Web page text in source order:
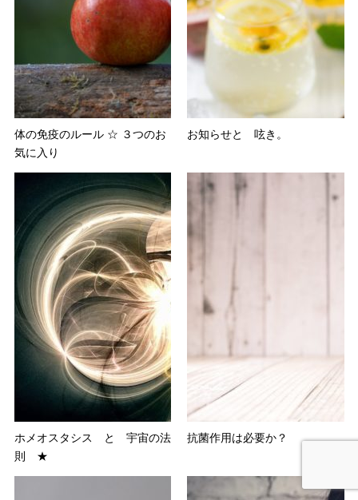
体の免疫のルール ☆ ３つのお
気に入り
お知らせと 呟き。
ホメオスタシス と 宇宙の法
則 ★
抗菌作用は必要か？